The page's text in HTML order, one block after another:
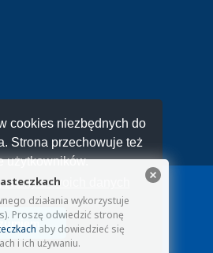
cookies niezbędnych do
Strona przechowuje też
użytkowników.
z twoich danych
Funkcjonariuszy i Pracowników
Więziennictwa.
działania wykorzystuje
Proszę odwiedzić stronę
aby dowiedzieć się
i ich używaniu.